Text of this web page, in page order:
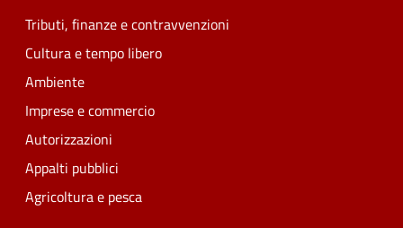
Tributi, finanze e contravvenzioni
Cultura e tempo libero
Ambiente
Imprese e commercio
Autorizzazioni
Appalti pubblici
Agricoltura e pesca